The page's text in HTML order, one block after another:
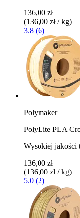
136,00 zł
(136,00 zł / kg)
3.8 (6)
Polymaker
PolyLite PLA
Wysokiej jakości
136,00 zł
(136,00 zł / kg)
5.0 (2)